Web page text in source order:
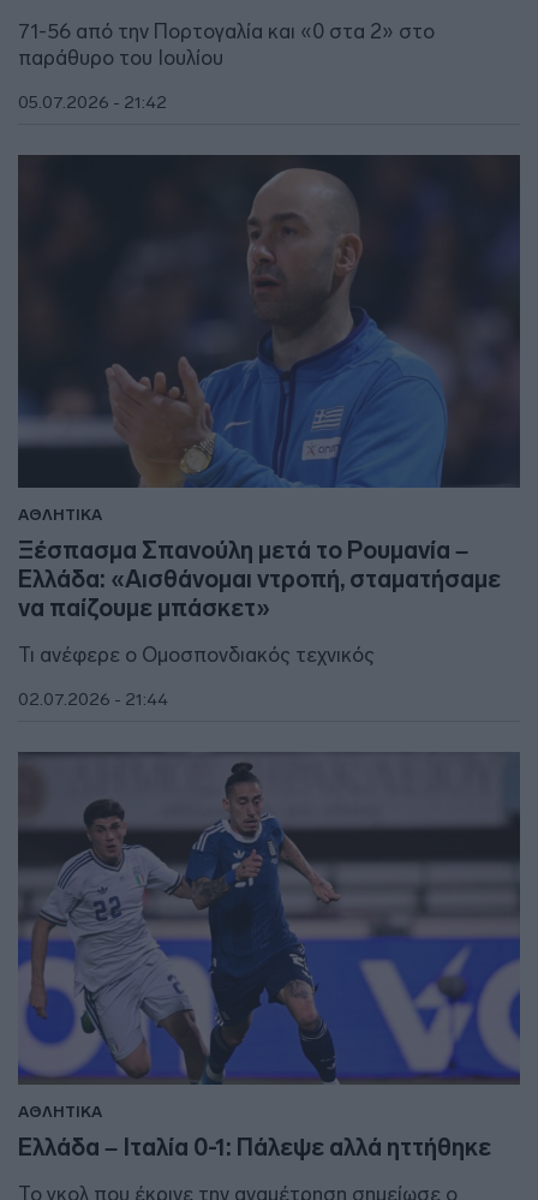
71-56 από την Πορτογαλία και «0 στα 2» στο
παράθυρο του Ιουλίου
05.07.2026 - 21:42
ΑΘΛΗΤΙΚΑ
Ξέσπασμα Σπανούλη μετά το Ρουμανία –
Ελλάδα: «Αισθάνομαι ντροπή, σταματήσαμε
να παίζουμε μπάσκετ»
Τι ανέφερε ο Ομοσπονδιακός τεχνικός
02.07.2026 - 21:44
ΑΘΛΗΤΙΚΑ
Ελλάδα – Ιταλία 0-1: Πάλεψε αλλά ηττήθηκε
Το γκολ που έκρινε την αναμέτρηση σημείωσε ο